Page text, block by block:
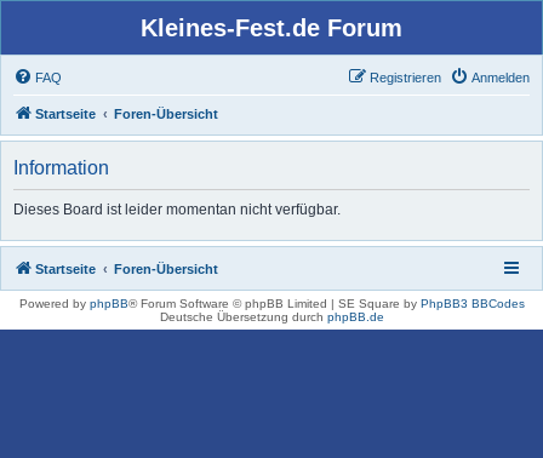
Kleines-Fest.de Forum
FAQ Anmelden
Registrieren
Startseite Foren-Übersicht
Information
Dieses Board ist leider momentan nicht verfügbar.
Startseite Foren-Übersicht
Powered by phpBB® Forum Software © phpBB Limited | SE Square by PhpBB3 BBCodes
Deutsche Übersetzung durch phpBB.de